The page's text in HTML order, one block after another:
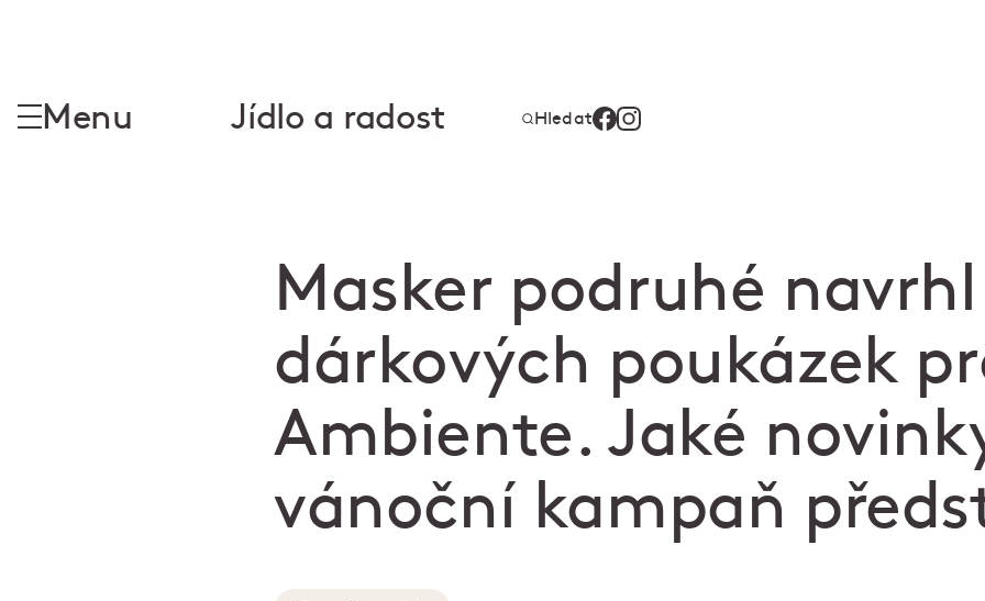
Menu Jídlo a radost Hledat
Masker podruhé
dárkových poukázek
Ambiente. Jaké
vánoční kampaň